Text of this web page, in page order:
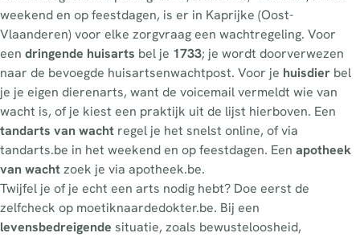
weekend en op feestdagen, is er in Kaprijke (Oost-
Vlaanderen) voor elke zorgvraag een wachtregeling. Voor
een dringende huisarts bel je 1733; je wordt doorverwezen
naar de bevoegde huisartsenwachtpost. Voor je huisdier bel
je je eigen dierenarts, want de voicemail vermeldt wie van
wacht is, of je kiest een praktijk uit de lijst hierboven. Een
tandarts van wacht regel je het snelst online, of via
tandarts.be in het weekend en op feestdagen. Een apotheek
van wachtzoek je via apotheek.be.
Twijfel je of je echt een arts nodig hebt? Doe eerst de
zelfcheck op moetiknaardedokter.be. Bij een
levensbedreigende situatie, zoals bewusteloosheid,